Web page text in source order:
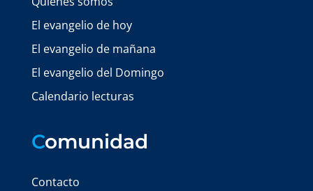
El evangelio de hoy
El evangelio de mañana
El evangelio del Domingo
Calendario lecturas
Comunidad
Contacto